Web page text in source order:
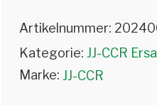
Artikelnummer:
Kategorie: JJ-CCR
Marke: JJ-CCR